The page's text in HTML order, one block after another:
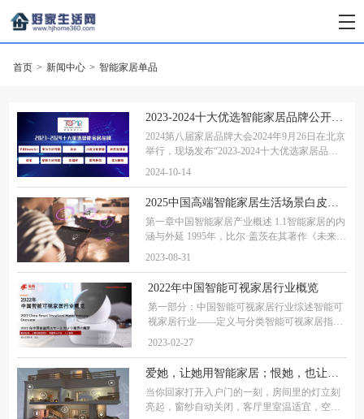
首页 > 新闻中心 > 智能家居单品
2024第八届家居品牌大会2024年9月26日在北京
举行，现场发布“2023-2024十大优选家居品
米、摩根全屋智能、欧瑞博、影智科技、萤石
网络上榜“2
2024-10-14
第一章中国智能家居产业概述 1.1智能家居的内
涵与外延 1995年，比尔·盖茨在其著作《未来之
随着信息技术的飞速发展，尤其是物联网、
2023-08-31
2022年中国智能可视家居行业概览
第一部分：中国智能可视家居行业综述智能可
视家居行业——定义与分类智能可视家居指以
视觉，物联网云平台等新一代信息技术以主动
2023-02-27
当你回家打开入户门的一刻，房间里的灯立刻
亮起，窗纱自动关闭，客厅里室温适宜，空调